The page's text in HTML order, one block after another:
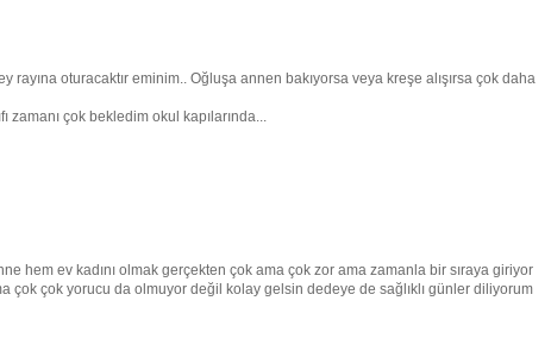
rayına oturacaktır eminim.. Oğluşa annen bakıyorsa veya kreşe alışırsa çok daha
zamanı çok bekledim okul kapılarında...
hem ev kadını olmak gerçekten çok ama çok zor ama zamanla bir sıraya giriyor
çok çok yorucu da olmuyor değil kolay gelsin dedeye de sağlıklı günler diliyorum